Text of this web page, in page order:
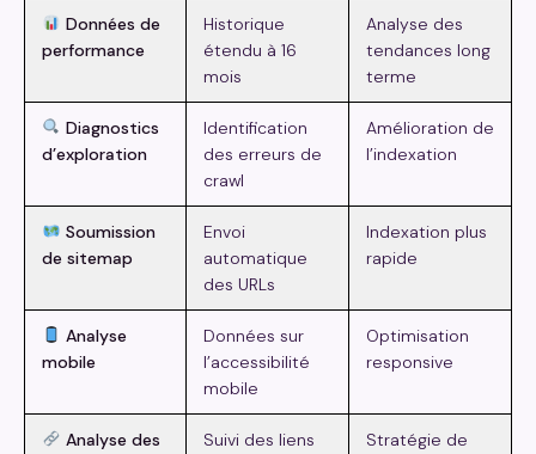
Données de
performance
Historique
étendu à 16
mois
Analyse des
tendances long
terme
Diagnostics
d’exploration
Identification
des erreurs de
crawl
Amélioration de
l’indexation
Soumission
de sitemap
Envoi
automatique
des URLs
Indexation plus
rapide
Analyse
mobile
Données sur
l’accessibilité
mobile
Optimisation
responsive
Analyse des
Suivi des liens
Stratégie de